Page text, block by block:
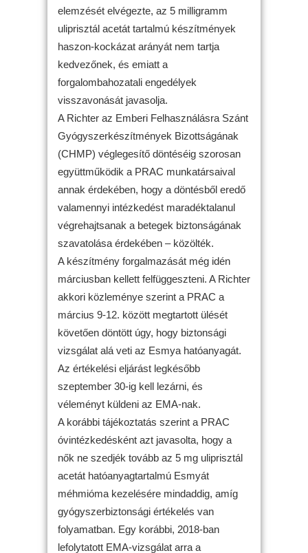
elemzését elvégezte, az 5 milligramm
uliprisztál acetát tartalmú készítmények
haszon-kockázat arányát nem tartja
kedvezőnek, és emiatt a
forgalombahozatali engedélyek
visszavonását javasolja.
A Richter az Emberi Felhasználásra Szánt
Gyógyszerkészítmények Bizottságának
(CHMP) véglegesítő döntéséig szorosan
együttműködik a PRAC munkatársaival
annak érdekében, hogy a döntésből eredő
valamennyi intézkedést maradéktalanul
végrehajtsanak a betegek biztonságának
szavatolása érdekében – közölték.
A készítmény forgalmazását még idén
márciusban kellett felfüggeszteni. A Richter
akkori közleménye szerint a PRAC a
március 9-12. között megtartott ülését
követően döntött úgy, hogy biztonsági
vizsgálat alá veti az Esmya hatóanyagát.
Az értékelési eljárást legkésőbb
szeptember 30-ig kell lezárni, és
véleményt küldeni az EMA-nak.
A korábbi tájékoztatás szerint a PRAC
óvintézkedésként azt javasolta, hogy a
nők ne szedjék tovább az 5 mg uliprisztál
acetát hatóanyagtartalmú Esmyát
méhmióma kezelésére mindaddig, amíg
gyógyszerbiztonsági értékelés van
folyamatban. Egy korábbi, 2018-ban
lefolytatott EMA-vizsgálat arra a